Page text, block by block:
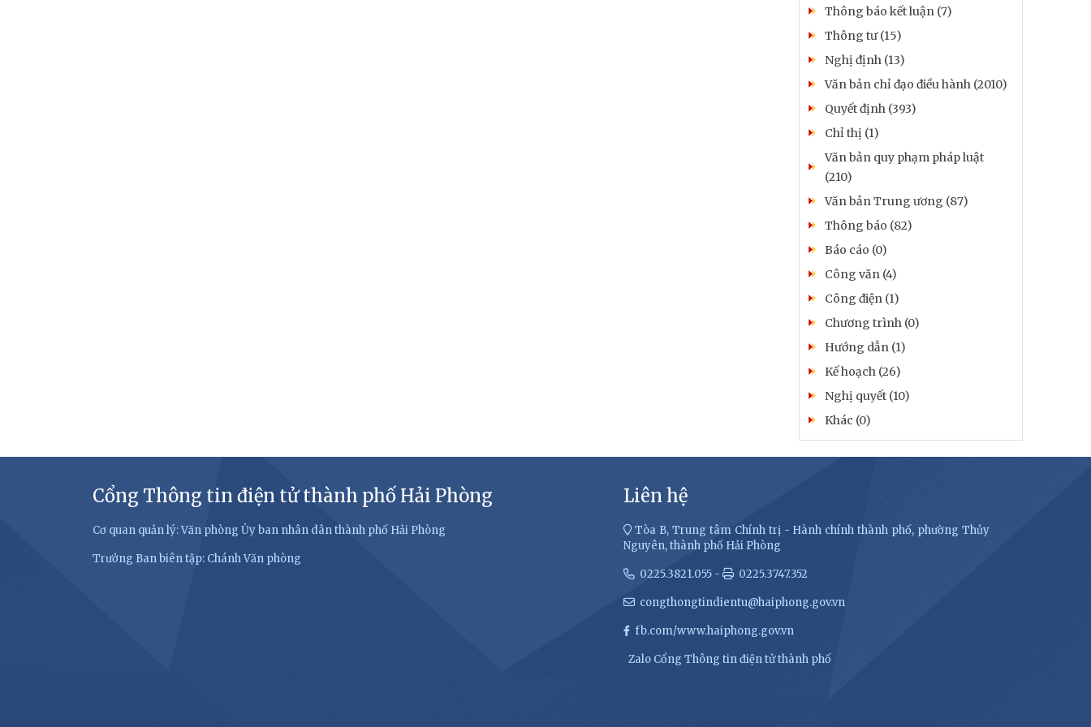
Thông báo kết luận (7)
Thông tư (15)
Nghị định (13)
Văn bản chỉ đạo điều hành (2010)
Quyết định (393)
Chỉ thị (1)
Văn bản quy phạm pháp luật
(210)
Văn bản Trung ương (87)
Thông báo (82)
Báo cáo (0)
Công văn (4)
Công điện (1)
Chương trình (0)
Hướng dẫn (1)
Kế hoạch (26)
Nghị quyết (10)
Khác (0)
Cổng Thông tin điện tử thành phố Hải Phòng
Cơ quan quản lý: Văn phòng Ủy ban nhân dân thành phố Hải Phòng
Trưởng Ban biên tập: Chánh Văn phòng
Liên hệ
Tòa B, Trung tâm Chính trị - Hành chính thành phố, phường Thủy
Nguyên, thành phố Hải Phòng
0225.3821.055 - 0225.3747.352
congthongtindientu@haiphong.gov.vn
fb.com/www.haiphong.gov.vn
Zalo Cổng Thông tin điện tử thành phố